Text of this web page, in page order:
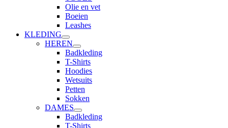
Olie en vet
Boeien
Leashes
KLEDING
HEREN
Badkleding
T-Shirts
Hoodies
Wetsuits
Petten
Sokken
DAMES
Badkleding
T-Shirts